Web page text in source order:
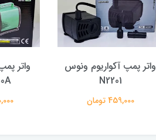
واتر پمپ آکواریوم ونوس
N2201
459,000 تومان
واتر